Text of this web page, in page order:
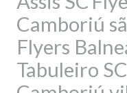
Camboriú
Flyers
Tabuleiro SC